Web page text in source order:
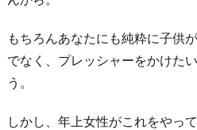
もちろんあなたにも純粋に子供
でなく、プレッシャーをかけた
う。
しかし、年上女性がこれをやっ